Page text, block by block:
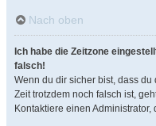
Nach oben
Ich habe die Zeitzone
falsch!
Wenn du dir sicher bist, dass
Zeit trotzdem noch falsch ist,
Kontaktiere einen